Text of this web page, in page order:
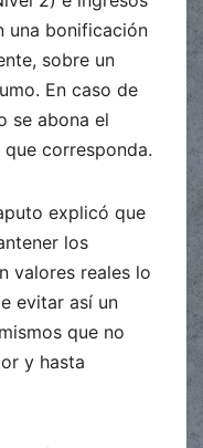
una bonificación
sobre un
En caso de
se abona el
corresponda.
explicó que
los
valores reales lo
evitar así un
que no
y hasta